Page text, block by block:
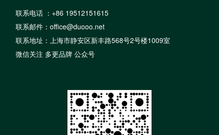
联系电话 ：+86 19512151615
联系邮件：office@duooo.net
联系地址：上海市静安区新丰路568号2号楼1009室
微信关注 多更品牌 公众号